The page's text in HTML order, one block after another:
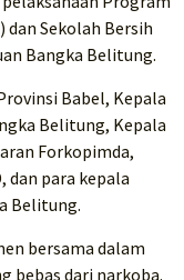
Sekolah Bersih
Bangka Belitung.
Babel, Kepala
Belitung, Kepala
Forkopimda,
dan para kepala
Belitung.
bersama dalam
bebas dari narkoba.